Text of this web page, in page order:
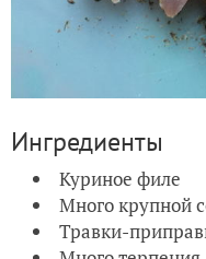
Ингредиенты
Куриное филе
Много крупной
Травки-